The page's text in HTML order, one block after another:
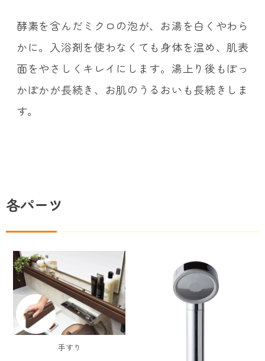
酵素を含んだミクロの泡が、お湯を白くやわら
かに。入浴剤を使わなくても身体を温め、肌表
面をやさしくキレイにします。湯上り後もぽっ
かぽかが長続き、お肌のうるおいも長続きしま
す。
各パーツ
手すり